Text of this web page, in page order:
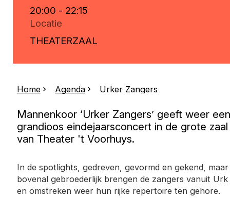
Home Agenda Urker Zangers
Mannenkoor ‘Urker Zangers’ geeft weer een
grandioos eindejaarsconcert in de grote zaal
van Theater 't Voorhuys.
In de spotlights, gedreven, gevormd en gekend, maar
bovenal gebroederlijk brengen de zangers vanuit Urk
en omstreken weer hun rijke repertoire ten gehore.
20:00 - 22:15
Locatie
THEATERZAAL